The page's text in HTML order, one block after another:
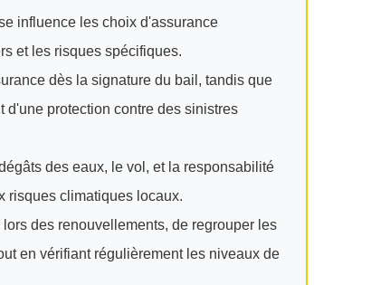
influence les choix d'assurance
et les risques spécifiques.
dès la signature du bail, tandis que
d'une protection contre des sinistres
des eaux, le vol, et la responsabilité
risques climatiques locaux.
des renouvellements, de regrouper les
en vérifiant régulièrement les niveaux de